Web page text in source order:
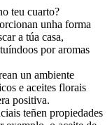
teu cuarto?
unha forma
a túa casa,
por aromas
un ambiente
e aceites florais
positiva.
teñen propiedades